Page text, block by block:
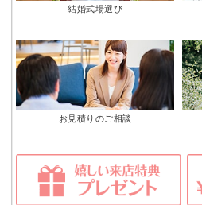
結婚式場選び
お見積りのご相談